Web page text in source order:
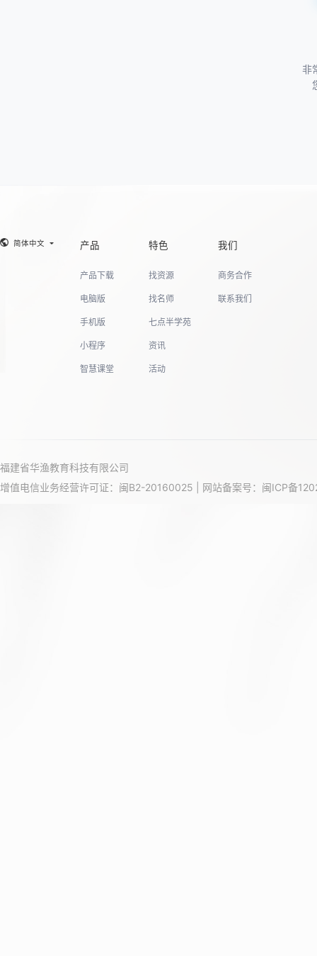
非
简体中文 产品
产品下载
电脑版
手机版
小程序
智慧课堂
特色
找资源
找名师
七点半学苑
资讯
活动
我们
商务合作
联系我们
福建省华渔教育科技有限公司
增值电信业务经营许可证：闽B2-20160025 | 网站备案号： 闽ICP备